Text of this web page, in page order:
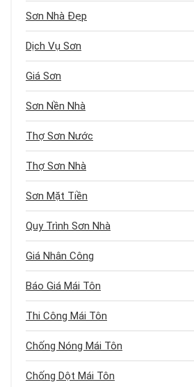
Sơn Nhà Đẹp
Dịch Vụ Sơn
Giá Sơn
Sơn Nền Nhà
Thợ Sơn Nước
Thợ Sơn Nhà
Sơn Mặt Tiền
Quy Trình Sơn Nhà
Giá Nhân Công
Báo Giá Mái Tôn
Thi Công Mái Tôn
Chống Nóng Mái Tôn
Chống Dột Mái Tôn